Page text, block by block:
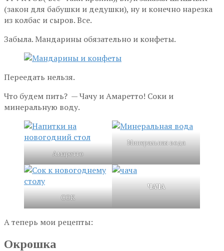
(закон для бабушки и дедушки), ну и конечно нарезка
из колбас и сыров. Все.
Забыла. Мандарины обязательно и конфеты.
Переедать нельзя.
Что будем пить? — Чачу и Амаретто! Соки и
минеральную воду.
Амаретто
Минеральная вода
СОК
ЧАЧА
А теперь мои рецепты:
Окрошка